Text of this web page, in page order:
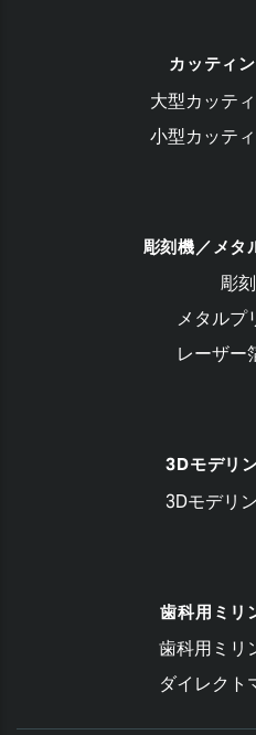
カッティ
大型カッテ
小型カッテ
彫刻機／メタ
彫
メタルプ
レーザー
3Dモデリ
3Dモデリ
歯科用ミリ
歯科用ミリ
ダイレクト